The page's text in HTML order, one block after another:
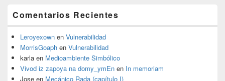
Comentarios Recientes
Leroyexown en Vulnerabilidad
MorrisGoaph en Vulnerabilidad
karla en Medioambiente Simbólico
Vivod iz zapoya na domy_ymEn en In memoriam
Jose en Mecánico Rada (capítulo I)